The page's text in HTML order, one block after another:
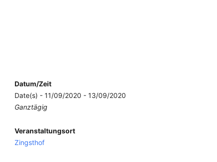
Datum/Zeit
Date(s) - 11/09/2020 - 13/09/2020
Ganztägig
Veranstaltungsort
Zingsthof